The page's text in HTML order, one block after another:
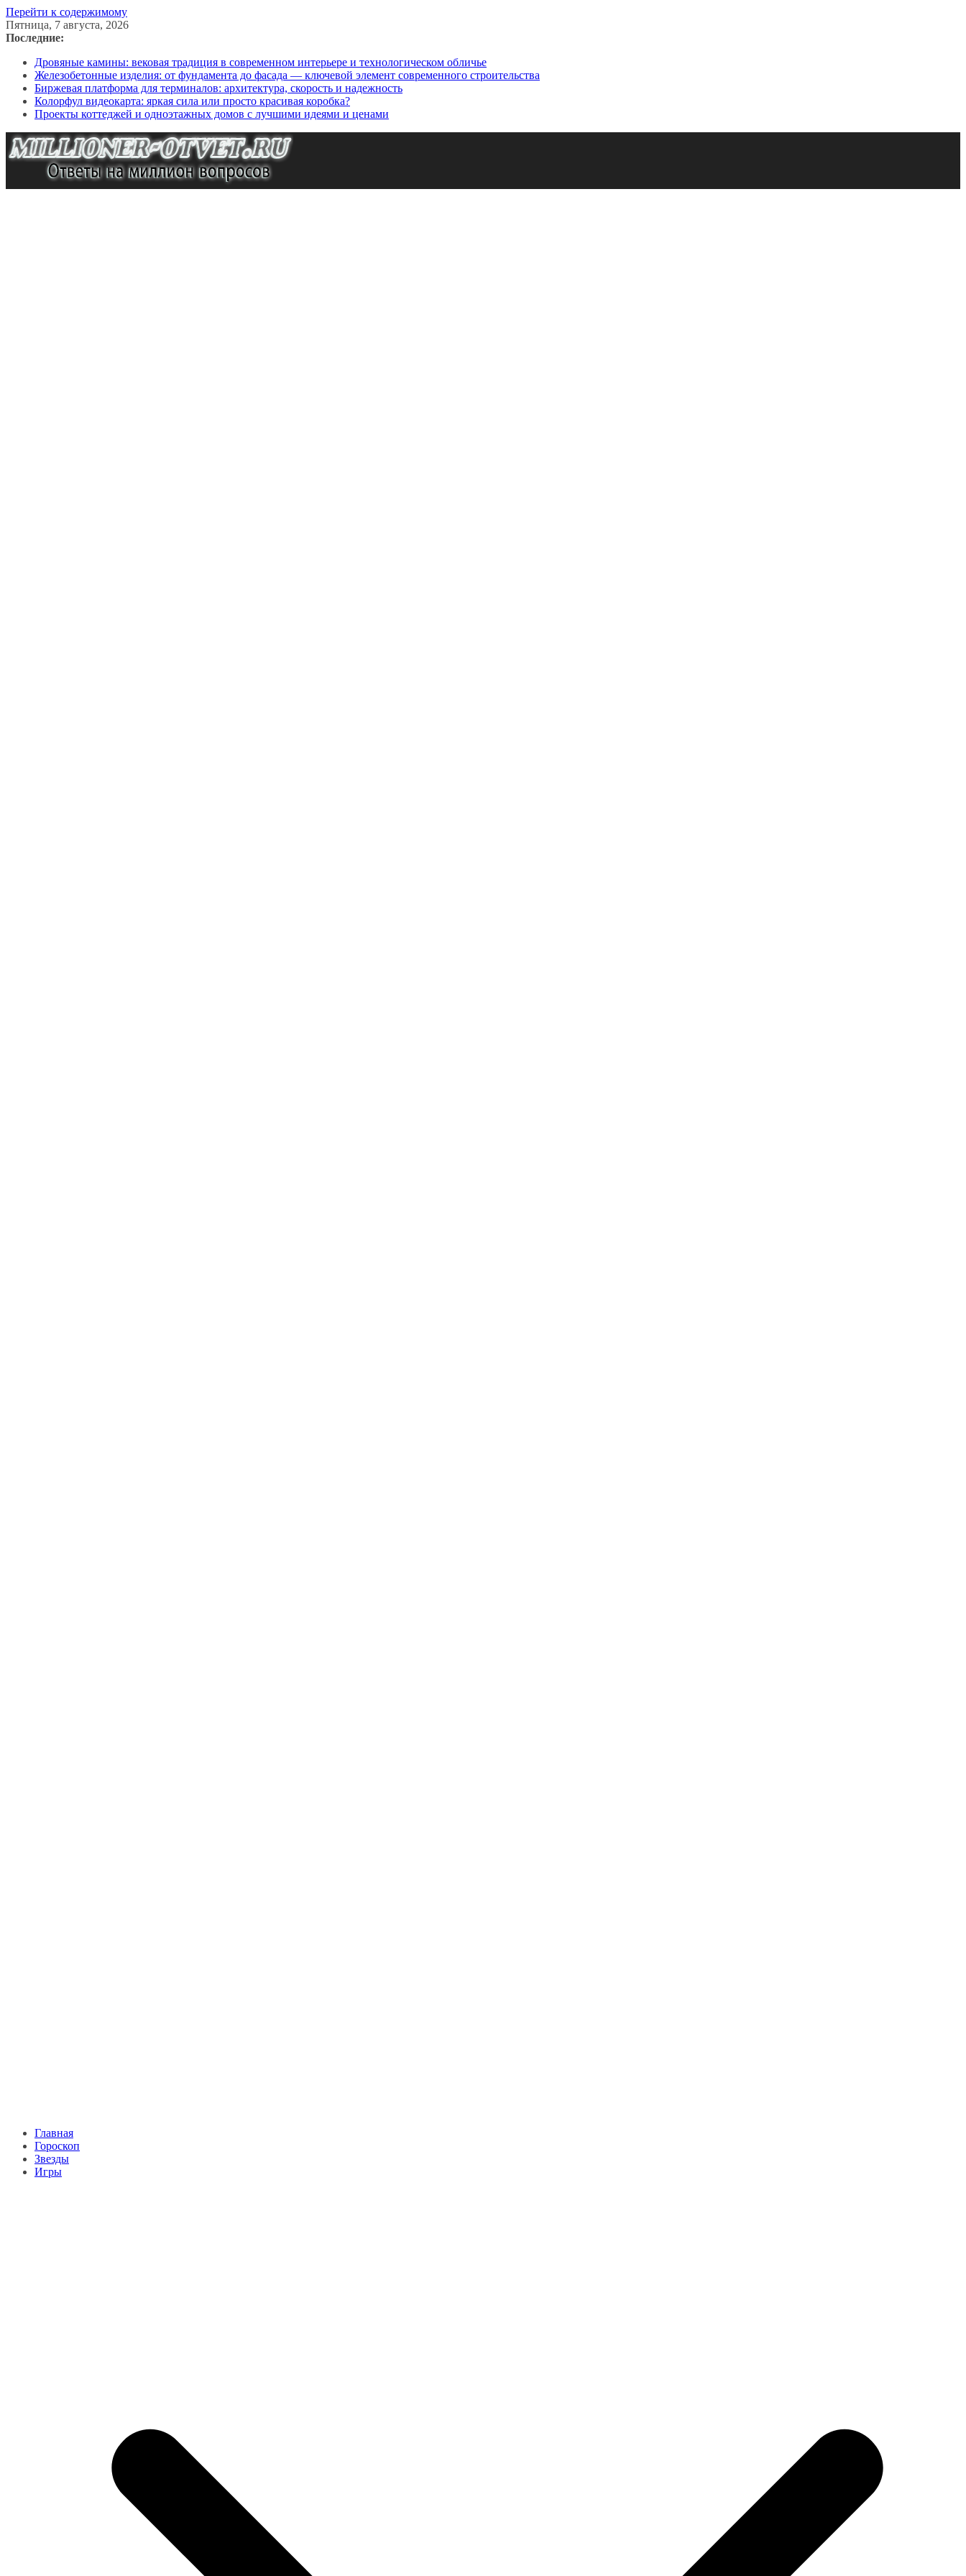
Перейти к содержимому
Пятница, 7 августа, 2026
Последние:
Дровяные камины: вековая традиция в современном интерьере и технологическом обличье
Железобетонные изделия: от фундамента до фасада — ключевой элемент современного строительства
Биржевая платформа для терминалов: архитектура, скорость и надежность
Колорфул видеокарта: яркая сила или просто красивая коробка?
Проекты коттеджей и одноэтажных домов с лучшими идеями и ценами
Главная
Гороскоп
Звезды
Игры